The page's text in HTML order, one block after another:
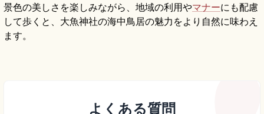
景色の美しさを楽しみながら、地域の利用やマナーにも配慮
して歩くと、大魚神社の海中鳥居の魅力をより自然に味わえ
ます。
よくある質問